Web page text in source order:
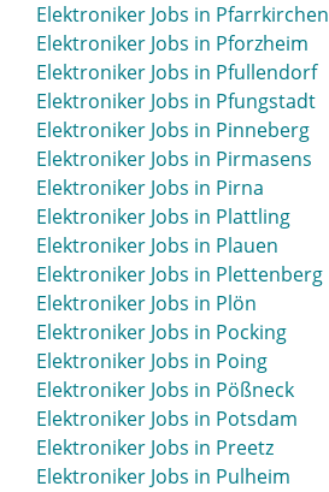
Elektroniker Jobs in Pfarrkirchen
Elektroniker Jobs in Pforzheim
Elektroniker Jobs in Pfullendorf
Elektroniker Jobs in Pfungstadt
Elektroniker Jobs in Pinneberg
Elektroniker Jobs in Pirmasens
Elektroniker Jobs in Pirna
Elektroniker Jobs in Plattling
Elektroniker Jobs in Plauen
Elektroniker Jobs in Plettenberg
Elektroniker Jobs in Plön
Elektroniker Jobs in Pocking
Elektroniker Jobs in Poing
Elektroniker Jobs in Pößneck
Elektroniker Jobs in Potsdam
Elektroniker Jobs in Preetz
Elektroniker Jobs in Pulheim